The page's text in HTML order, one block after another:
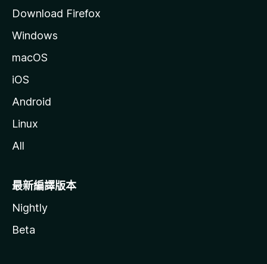
Download Firefox
Windows
macOS
iOS
Android
Linux
All
最新編譯版本
Nightly
Beta